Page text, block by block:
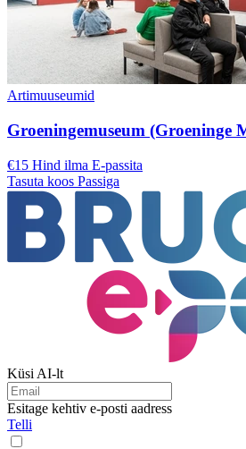
Artimuuseumid
Groeningemuseum (Groeninge
€15 Hind ilma E-passita
Tasuta koos Passiga
Küsi AI-lt
Esitage kehtiv e-posti aadress
Telli